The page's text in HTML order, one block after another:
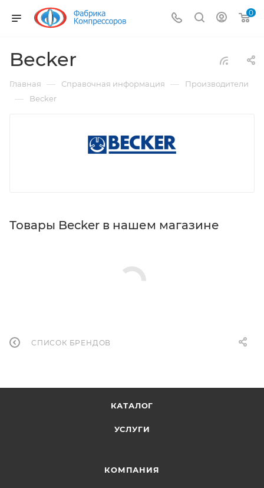
0
Becker
Главная — Справочная информация — Производители
— Becker
Товары Becker в нашем магазине
СПИСОК БРЕНДОВ
КАТАЛОГ
УСЛУГИ
КОМПАНИЯ